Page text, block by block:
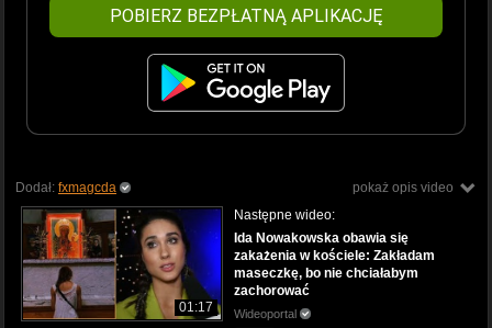
POBIERZ BEZPŁATNĄ APLIKACJĘ
pokaż opis video
Dodał: fxmagcda
01:17
Następne wideo:
Ida Nowakowska obawia się
zakażenia w kościele: Zakładam
maseczkę, bo nie chciałabym
zachorować
Wideoportal